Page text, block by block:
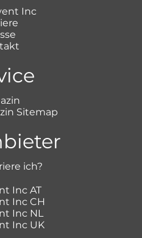
Inc
Sitemap
ich?
Inc AT
Inc CH
Inc NL
Inc UK